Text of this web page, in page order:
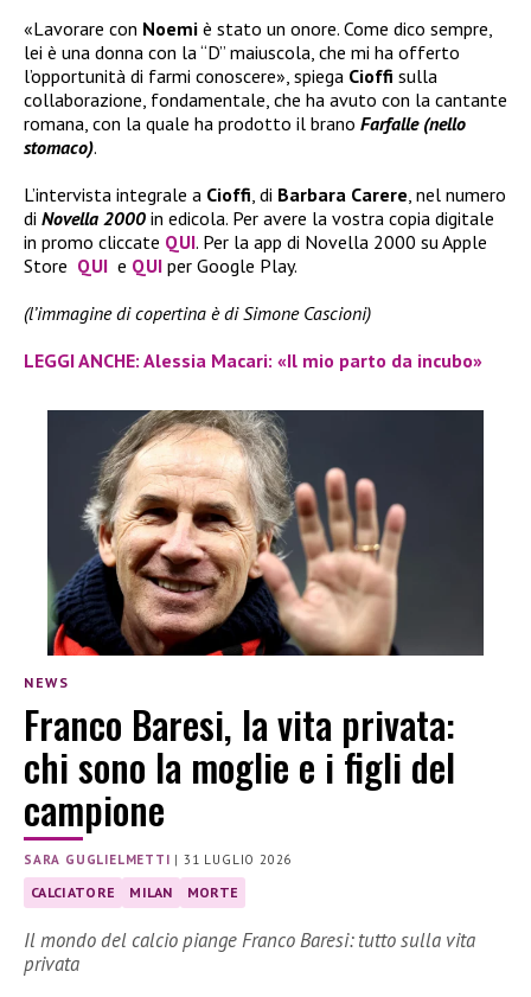
«Lavorare con Noemi è stato un onore. Come dico sempre,
lei è una donna con la “D” maiuscola, che mi ha offerto
l’opportunità di farmi conoscere», spiega Cioffi sulla
collaborazione, fondamentale, che ha avuto con la cantante
romana, con la quale ha prodotto il brano Farfalle (nello
stomaco).
L’intervista integrale a Cioffi , di Barbara Carere , nel numero
di Novella 2000 in edicola. Per avere la vostra copia digitale
in promo cliccate QUI. Per la app di Novella 2000 su Apple
Store QUI e QUI per Google Play.
(l’immagine di copertina è di Simone Cascioni)
LEGGI ANCHE: Alessia Macari: «Il mio parto da incubo»
NEWS
Franco Baresi, la vita privata:
chi sono la moglie e i figli del
campione
SARA GUGLIELMETTI |31 LUGLIO 2026
CALCIATORE MILAN MORTE
Il mondo del calcio piange Franco Baresi: tutto sulla vita
privata